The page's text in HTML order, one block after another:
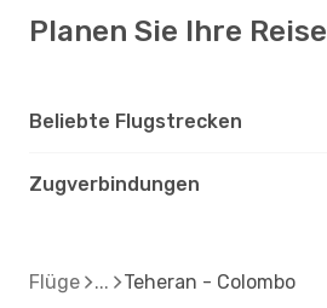
Planen Sie Ihre Reise
Beliebte Flugstrecken
Zugverbindungen
Flüge Teheran - Colombo